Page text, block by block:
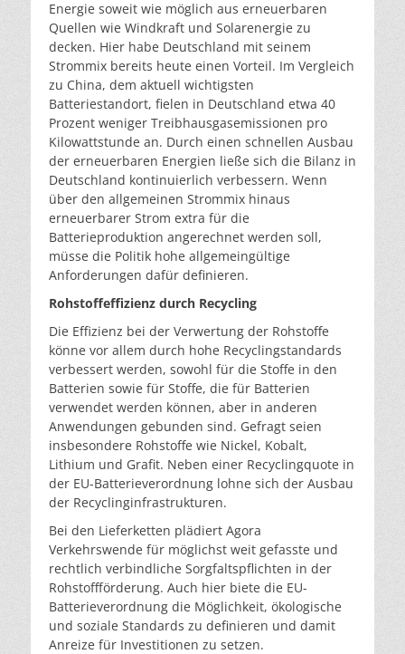
Energie soweit wie möglich aus erneuerbaren
Quellen wie Windkraft und Solarenergie zu
decken. Hier habe Deutschland mit seinem
Strommix bereits heute einen Vorteil. Im Vergleich
zu China, dem aktuell wichtigsten
Batteriestandort, fielen in Deutschland etwa 40
Prozent weniger Treibhausgasemissionen pro
Kilowattstunde an. Durch einen schnellen Ausbau
der erneuerbaren Energien ließe sich die Bilanz in
Deutschland kontinuierlich verbessern. Wenn
über den allgemeinen Strommix hinaus
erneuerbarer Strom extra für die
Batterieproduktion angerechnet werden soll,
müsse die Politik hohe allgemeingültige
Anforderungen dafür definieren.
Rohstoffeffizienz durch Recycling
Die Effizienz bei der Verwertung der Rohstoffe
könne vor allem durch hohe Recyclingstandards
verbessert werden, sowohl für die Stoffe in den
Batterien sowie für Stoffe, die für Batterien
verwendet werden können, aber in anderen
Anwendungen gebunden sind. Gefragt seien
insbesondere Rohstoffe wie Nickel, Kobalt,
Lithium und Grafit. Neben einer Recyclingquote in
der EU-Batterieverordnung lohne sich der Ausbau
der Recyclinginfrastrukturen.
Bei den Lieferketten plädiert Agora
Verkehrswende für möglichst weit gefasste und
rechtlich verbindliche Sorgfaltspflichten in der
Rohstoffförderung. Auch hier biete die EU-
Batterieverordnung die Möglichkeit, ökologische
und soziale Standards zu definieren und damit
Anreize für Investitionen zu setzen.